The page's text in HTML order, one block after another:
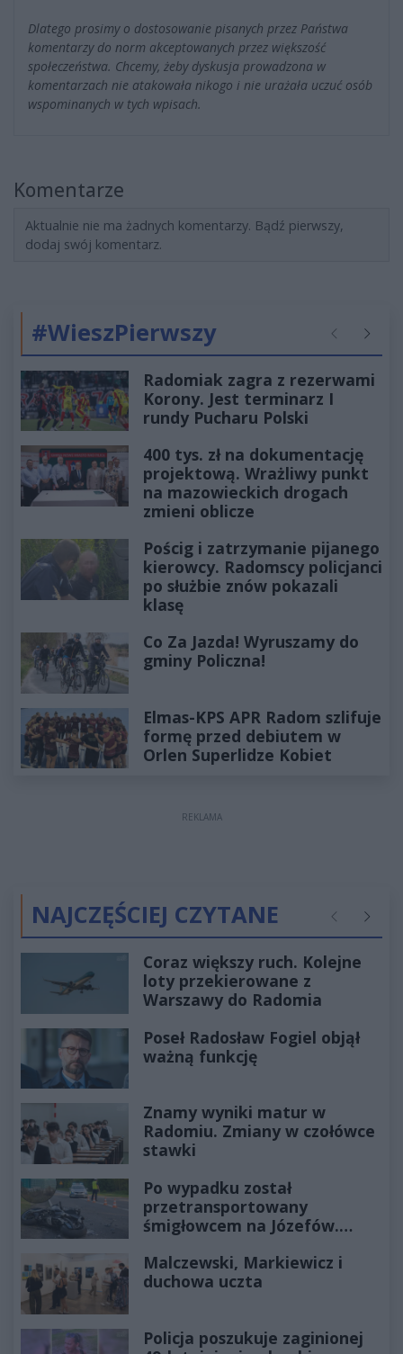
Dlatego prosimy o dostosowanie pisanych przez Państwa
komentarzy do norm akceptowanych przez większość
społeczeństwa. Chcemy, żeby dyskusja prowadzona w
komentarzach nie atakowała nikogo i nie urażała uczuć osób
wspominanych w tych wpisach.
Komentarze
Aktualnie nie ma żadnych komentarzy. Bądź pierwszy,
dodaj swój komentarz.
#WieszPierwszy Poprzednie
Radomiak zagra z rezerwami
Korony. Jest terminarz I
rundy Pucharu Polski
400 tys. zł na dokumentację
projektową. Wrażliwy punkt
na mazowieckich drogach
zmieni oblicze
Pościg i zatrzymanie pijanego
kierowcy. Radomscy policjanci
po służbie znów pokazali
klasę
Co Za Jazda! Wyruszamy do
gminy Policzna!
Elmas-KPS APR Radom szlifuje
formę przed debiutem w
Orlen Superlidze Kobiet
REKLAMA
NAJCZĘŚCIEJ CZYTANE Poprzednie
Coraz większy ruch. Kolejne
loty przekierowane z
Warszawy do Radomia
Poseł Radosław Fogiel objął
ważną funkcję
Znamy wyniki matur w
Radomiu. Zmiany w czołówce
stawki
Po wypadku został
przetransportowany
śmigłowcem na Józefów.
Malczewski, Markiewicz i
duchowa uczta
Policja poszukuje zaginionej